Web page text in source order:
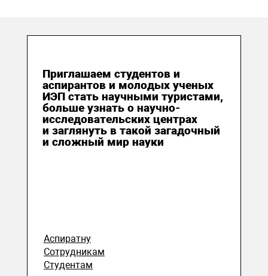
Приглашаем студентов и
аспирантов и молодых ученых
ИЭП стать научными туристами,
больше узнать о научно-
исследовательских центрах
и заглянуть в такой загадочный
и сложный мир науки
Аспиратну
Сотрудникам
Студентам